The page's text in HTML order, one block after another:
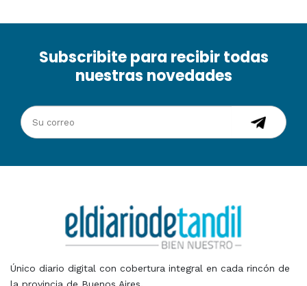
Subscribite para recibir todas
nuestras novedades
Único diario digital con cobertura integral en cada rincón de